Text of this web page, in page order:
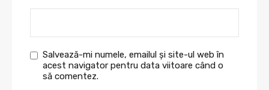
Salvează-mi numele, emailul și site-ul web în
acest navigator pentru data viitoare când o
să comentez.